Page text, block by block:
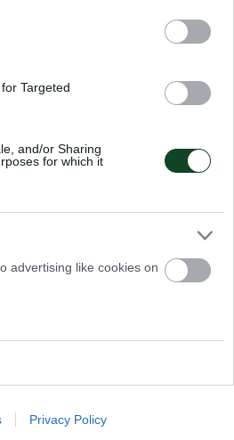
Targeted
and/or Sharing
for which it
advertising like cookies on
Privacy Policy